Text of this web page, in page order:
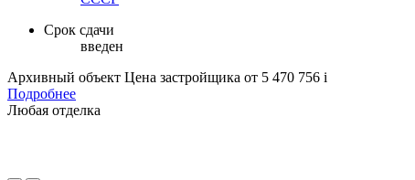
Срок сдачи
введен
Архивный объект Цена застройщика от 5 470 756 i
Подробнее
Любая отделка